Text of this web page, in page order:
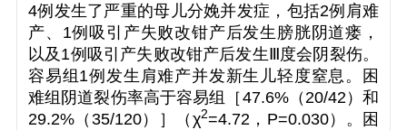
4例发生了严重的母儿分娩并发症，包括2例肩难
产、1例吸引产失败改钳产后发生膀胱阴道瘘，
以及1例吸引产失败改钳产后发生Ⅲ度会阴裂伤。
容易组1例发生肩难产并发新生儿轻度窒息。困
难组阴道裂伤率高于容易组［47.6%（20/42）和
29.2%（35/120）］（ χ2=4.72， P=0.030）。困